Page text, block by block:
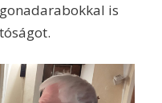
is